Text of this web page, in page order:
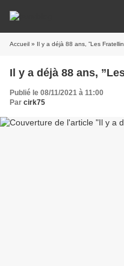
Accueil » Il y a déjà 88 ans, ”Les
Il y a déjà 88 ans,
Publié le 08/11/2021 à 11:00
Par cirk75